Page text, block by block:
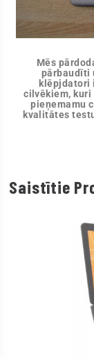
Mēs
pārbaudīti
klēpjdatori
cilvēkiem,
pieņemamu
kvalitātes
Saistītie